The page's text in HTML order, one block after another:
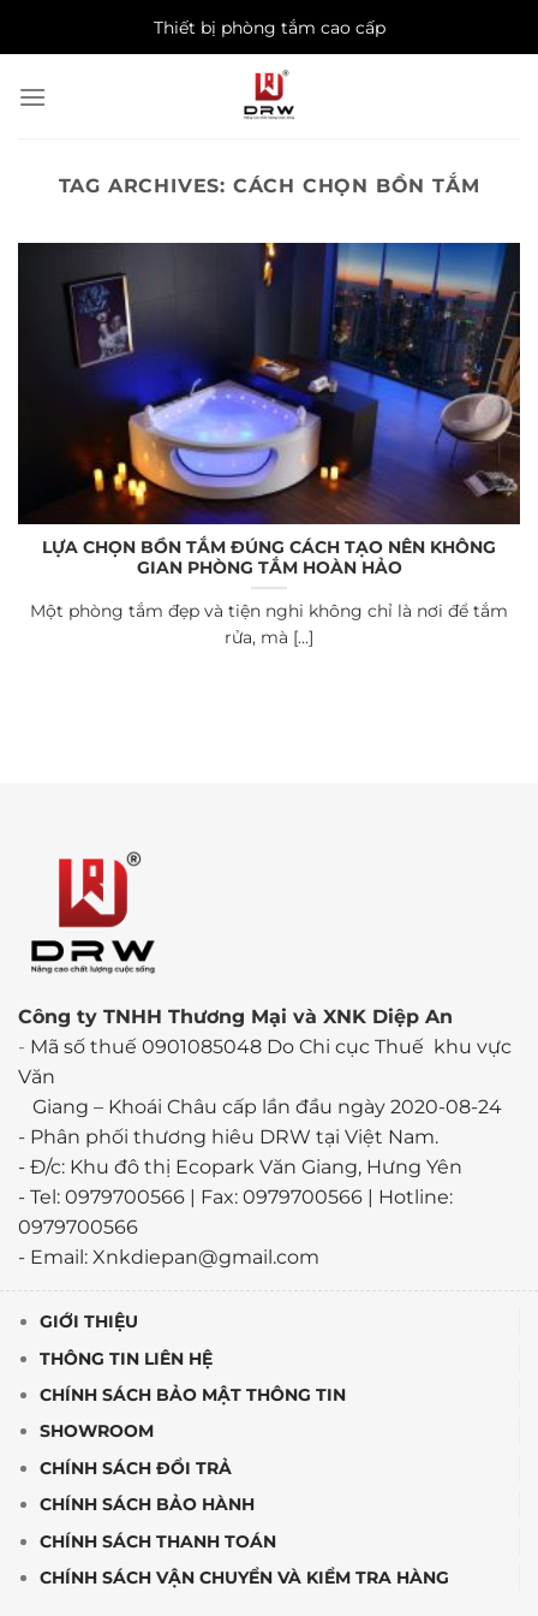
Thiết bị phòng tắm cao cấp
TAG ARCHIVES: CÁCH CHỌN BỒN TẮM
LỰA CHỌN BỒN TẮM ĐÚNG CÁCH TẠO NÊN KHÔNG
GIAN PHÒNG TẮM HOÀN HẢO
Một phòng tắm đẹp và tiện nghi không chỉ là nơi để tắm
rửa, mà [...]
Công ty TNHH Thương Mại và XNK Diệp An
- Mã số thuế 0901085048 Do Chi cục Thuế khu vực
Văn
Giang – Khoái Châu cấp lần đầu ngày 2020-08-24
- Phân phối thương hiêu DRW tại Việt Nam.
- Đ/c: Khu đô thị Ecopark Văn Giang, Hưng Yên
- Tel: 0979700566 | Fax: 0979700566 | Hotline:
0979700566
- Email: Xnkdiepan@gmail.com
GIỚI THIỆU
THÔNG TIN LIÊN HỆ
CHÍNH SÁCH BẢO MẬT THÔNG TIN
SHOWROOM
CHÍNH SÁCH ĐỔI TRẢ
CHÍNH SÁCH BẢO HÀNH
CHÍNH SÁCH THANH TOÁN
CHÍNH SÁCH VẬN CHUYỂN VÀ KIỂM TRA HÀNG